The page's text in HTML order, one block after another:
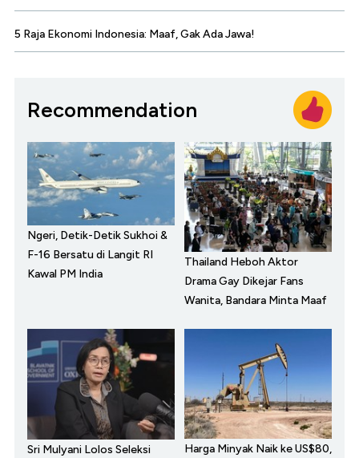
5 Raja Ekonomi Indonesia: Maaf, Gak Ada Jawa!
Recommendation
Ngeri, Detik-Detik Sukhoi &
F-16 Bersatu di Langit RI
Kawal PM India
Thailand Heboh Aktor
Drama Gay Dikejar Fans
Wanita, Bandara Minta Maaf
Sri Mulyani Lolos Seleksi
Harga Minyak Naik ke US$80,